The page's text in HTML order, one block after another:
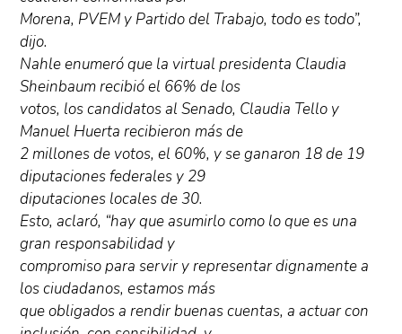
Morena, PVEM y Partido del Trabajo, todo es todo”,
dijo.
Nahle enumeró que la virtual presidenta Claudia
Sheinbaum recibió el 66% de los
votos, los candidatos al Senado, Claudia Tello y
Manuel Huerta recibieron más de
2 millones de votos, el 60%, y se ganaron 18 de 19
diputaciones federales y 29
diputaciones locales de 30.
Esto, aclaró, “hay que asumirlo como lo que es una
gran responsabilidad y
compromiso para servir y representar dignamente a
los ciudadanos, estamos más
que obligados a rendir buenas cuentas, a actuar con